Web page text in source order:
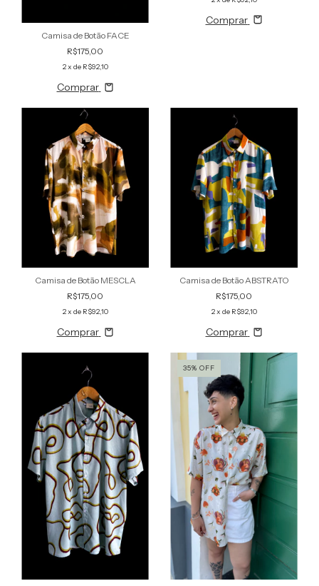
Camisa de Botão FACE
R$175,00
2x de R$92,10
Comprar
Comprar
Camisa de Botão MESCLA
R$175,00
2x de R$92,10
Comprar
Camisa de Botão ABSTRATO
R$175,00
2x de R$92,10
Comprar
35% OFF